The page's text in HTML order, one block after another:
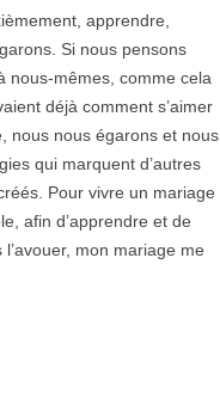
apprendre,
Si nous pensons
nous-mêmes, comme cela
déjà comment s’aimer
nous nous égarons et nous
qui marquent d’autres
Pour vivre un mariage
afin d’apprendre et de
mon mariage me